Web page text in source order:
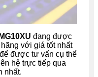
đang được
với giá tốt nhất
được tư vấn cụ thể
hệ trực tiếp qua
nhất.